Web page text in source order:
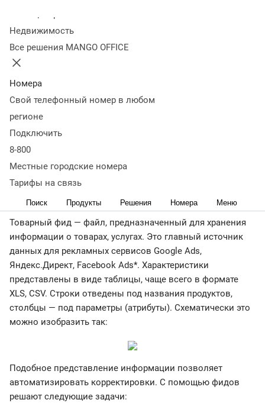
Недвижимость
Все решения MANGO OFFICE
Номера
Свой телефонный номер в любом
регионе
Подключить
8-800
Местные городские номера
Тарифы на связь
Поиск Продукты Решения Номера Меню
использовать фид
Количество товарных позиций в интернет-магазинах
может исчисляться десятками тысяч. Использование
фидов существенно упрощает обработку огромных
массивов информации, облегчает труд специалистов по
Описываем в деталях все особенности файлов этого
типа: зачем нужны, как работать с фидами, где и как
использовать.
Что такое товарный фид
Товарный фид — файл, предназначенный для хранения
информации о товарах, услугах. Это главный источник
данных для рекламных сервисов Google Ads,
Яндекс.Директ, Facebook Ads*. Характеристики
представлены в виде таблицы, чаще всего в формате
XLS, CSV. Строки отведены под названия продуктов,
столбцы — под параметры (атрибуты). Схематически это
можно изобразить так:
Подобное представление информации позволяет
автоматизировать корректировки. С помощью фидов
решают следующие задачи: